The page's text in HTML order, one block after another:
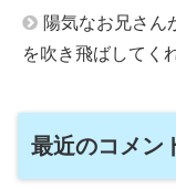
陽気なお兄さん
を吹き飛ばしてく
最近のコメン